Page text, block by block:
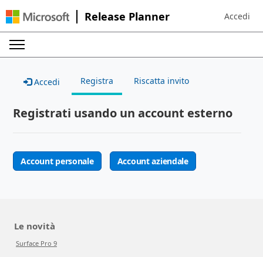
Release Planner Sign in to
Accedi
Accedi Registra Riscatta invito
Registrati usando un account esterno
Account personale Account aziendale
Le novità
Surface Pro 9